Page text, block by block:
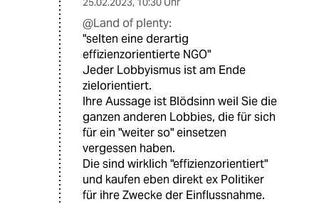
@Land of plenty:
"selten eine derartig
effizienzorientierte NGO"
Jeder Lobbyismus ist am Ende
zielorientiert.
Ihre Aussage ist Blödsinn weil Sie die
ganzen anderen Lobbies, die für sich
für ein "weiter so" einsetzen
vergessen haben.
Die sind wirklich "effizienzorientiert"
und kaufen eben direkt ex Politiker
für ihre Zwecke der Einflussnahme.